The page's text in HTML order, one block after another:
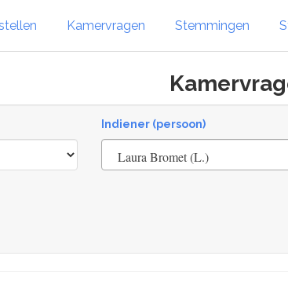
Kamervragen Stemmingen
Indiener (persoon)
Laura Bromet (L.)